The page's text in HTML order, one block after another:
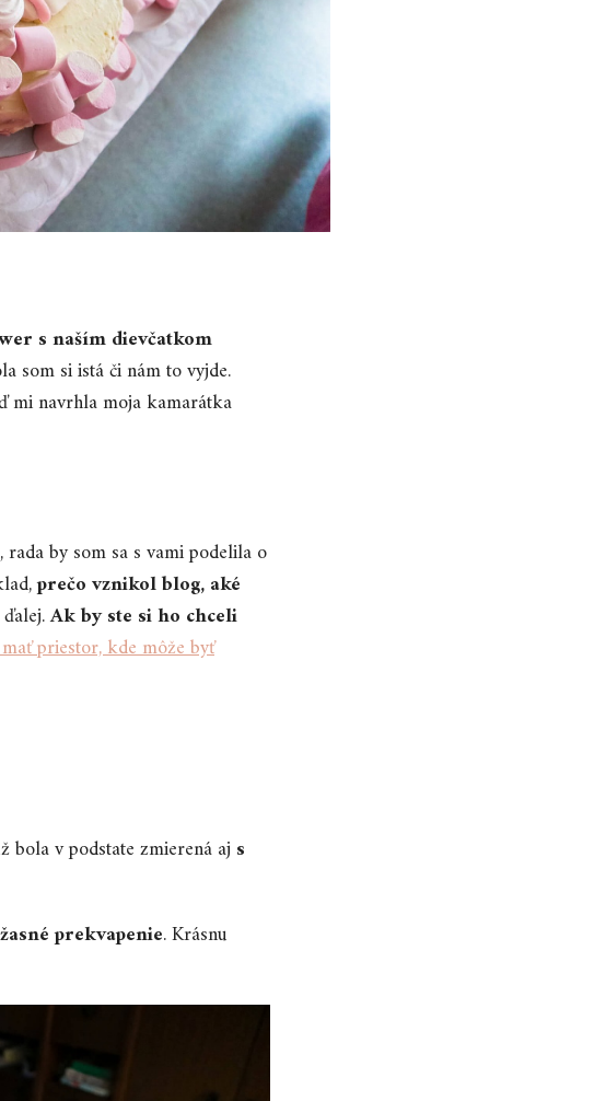
s naším dievčatkom
som si istá či nám to vyjde.
mi navrhla moja kamarátka
, rada by som sa s vami podelila o
prečo vznikol blog, aké
Ak by ste si ho chceli
priestor, kde môže byť
bola v podstate zmierená aj s
prekvapenie. Krásnu